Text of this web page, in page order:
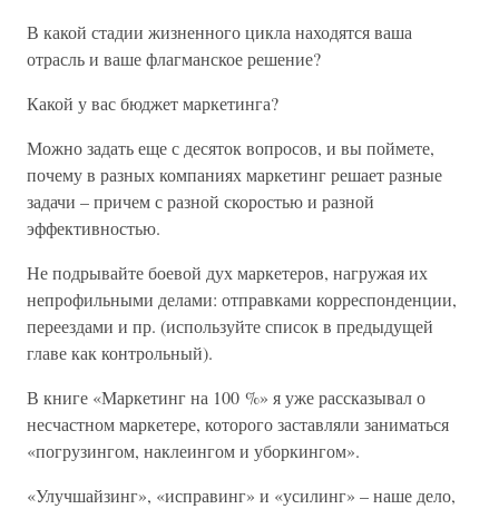
В какой стадии жизненного цикла находятся ваша
отрасль и ваше флагманское решение?
Какой у вас бюджет маркетинга?
Можно задать еще с десяток вопросов, и вы поймете,
почему в разных компаниях маркетинг решает разные
задачи – причем с разной скоростью и разной
эффективностью.
Не подрывайте боевой дух маркетеров, нагружая их
непрофильными делами: отправками корреспонденции,
переездами и пр. (используйте список в предыдущей
главе как контрольный).
В книге «Маркетинг на 100 %» я уже рассказывал о
несчастном маркетере, которого заставляли заниматься
«погрузингом, наклеингом и уборкингом».
«Улучшайзинг», «исправинг» и «усилинг» – наше дело,